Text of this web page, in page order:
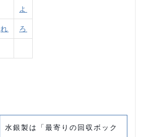
よ
れ ろ
水銀製は「最寄りの回収ボック